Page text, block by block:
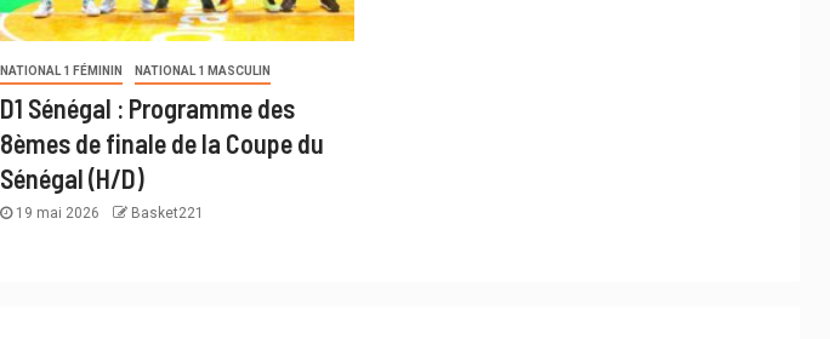
NATIONAL 1 FÉMININ NATIONAL 1 MASCULIN
D1 Sénégal : Programme des
8èmes de finale de la Coupe du
Sénégal (H/D)
19 mai 2026 Basket221